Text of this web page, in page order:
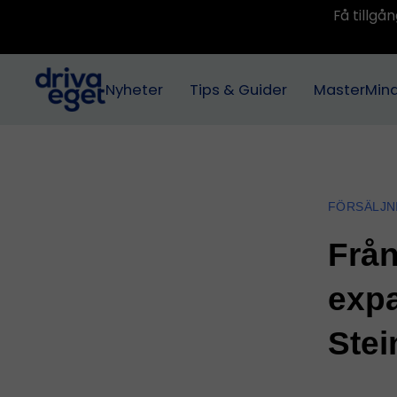
Få
Nyheter Tips & Guider